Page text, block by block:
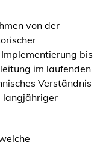
von der
bis
im laufenden
Verständnis
langjähriger